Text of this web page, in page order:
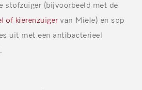
stofzuiger (bijvoorbeeld met de
of kierenzuigervan Miele) en sop
uit met een antibacterieel